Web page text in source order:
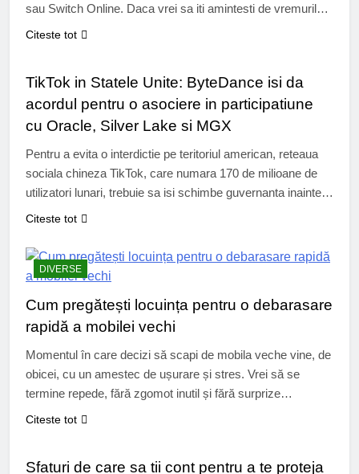
sau Switch Online. Daca vrei sa iti amintesti de vremurile
bune sau daca ai vrut intotdeauna sa descoperii clasicii
Citeste tot
TikTok in Statele Unite: ByteDance isi da
acordul pentru o asociere in participatiune
cu Oracle, Silver Lake si MGX
Pentru a evita o interdictie pe teritoriul american, reteaua
sociala chineza TikTok, care numara 170 de milioane de
utilizatori lunari, trebuie sa isi schimbe guvernanta inainte
de 20 ianuarie 2026. Trecerea sub pavilion american, sau
dezvaluita in presa, confirmand zvonurile care circulau de
cateva luni. Activitatile americane…
Citeste tot
DIVERSE
Cum pregătești locuința pentru o debarasare
rapidă a mobilei vechi
Momentul în care decizi să scapi de mobila veche vine, de
obicei, cu un amestec de ușurare și stres. Vrei să se
termine repede, fără zgomot inutil și fără surprize
neplăcute. O pregătire corectă a locuinței face diferența
Citeste tot
Sfaturi de care sa tii cont pentru a te proteja